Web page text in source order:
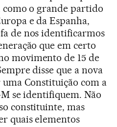
como o grande partido
e da Espanha,
de nos identificarmos
que em certo
movimento de 15 de
disse que a nova
Constituição com a
M se identifiquem. Não
constituinte, mas
quais elementos